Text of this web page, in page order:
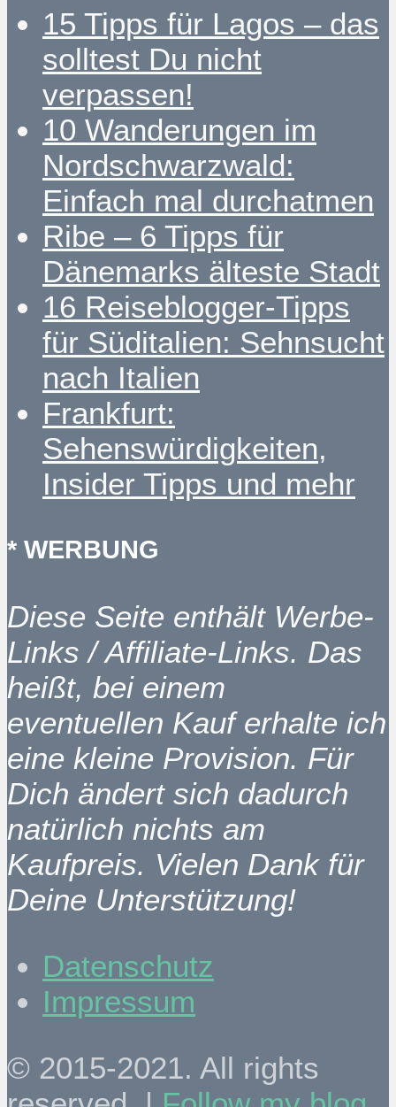
15 Tipps für Lagos – das
solltest Du nicht
verpassen!
10 Wanderungen im
Nordschwarzwald:
Einfach mal durchatmen
Ribe – 6 Tipps für
Dänemarks älteste Stadt
16 Reiseblogger-Tipps
für Süditalien: Sehnsucht
nach Italien
Frankfurt:
Sehenswürdigkeiten,
Insider Tipps und mehr
* WERBUNG
Diese Seite enthält Werbe-
Links / Affiliate-Links. Das
heißt, bei einem
eventuellen Kauf erhalte ich
eine kleine Provision. Für
Dich ändert sich dadurch
natürlich nichts am
Kaufpreis. Vielen Dank für
Deine Unterstützung!
Datenschutz
Impressum
© 2015-2021. All rights